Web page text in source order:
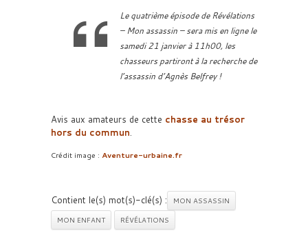
Le quatrième épisode de Révélations
– Mon assassin – sera mis en ligne le
samedi 21 janvier à 11h00, les
chasseurs partiront à la recherche de
l’assassin d’Agnès Belfrey !
Avis aux amateurs de cette chasse au trésor
hors du commun.
Crédit image : Aventure-urbaine.fr
Contient le(s) mot(s)-clé(s) :
MON ASSASSIN
MON ENFANT
RÉVÉLATIONS